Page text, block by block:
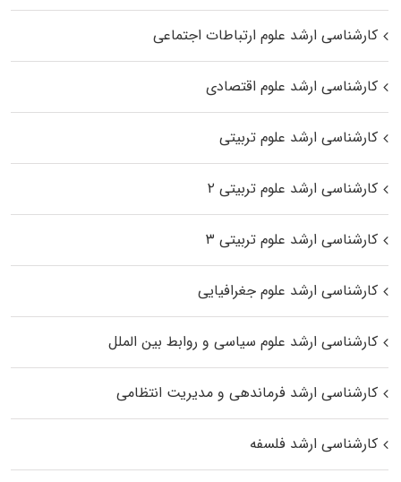
کارشناسی ارشد علوم ارتباطات اجتماعی
کارشناسی ارشد علوم اقتصادی
کارشناسی ارشد علوم تربیتی
کارشناسی ارشد علوم تربیتی ۲
کارشناسی ارشد علوم تربیتی ۳
کارشناسی ارشد علوم جغرافیایی
کارشناسی ارشد علوم سیاسی و روابط بین الملل
کارشناسی ارشد فرماندهی و مدیریت انتظامی
کارشناسی ارشد فلسفه